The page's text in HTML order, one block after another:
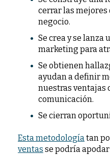
cerrar las
negocio.
Se crea y se lanza
marketing para
Se obtienen
ayudan a definir
nuestras ventajas
comunicación.
Se cierran
Esta metodologíatan
ventas se podría